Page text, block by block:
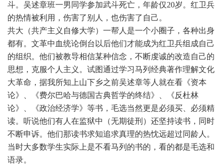
斗。吴述章班一男同学参加武斗死亡，年龄仅20岁。红卫兵
的热情被利用，伤害了别人，也伤害了自己。
共大（共产主义自修大学）一帮人是一个小圈子，各种出身
都有。文革中血统论倒台以后他们才能成为红卫兵组成自己
的组织。他们被教导相信某种信念，不断虔诚的改造自己的
思想，克服个人主义。试图通过学习马列经典著作理解文化
大革命，据我所知上山下乡之前吴述章等人就在看《资本
论》、《费尔巴哈与德国古典哲学的终结》、《反杜林
论》、《政治经济学》等书，毛选当然更是必须买、必须精
读。听说他们有人在监狱中（无期徒刑）还坚持读书，同时
不断申诉。他们那读书求知追求真理的热忱远超过同龄人。
当时大多数学生实际上是不看马列的书的，看的都是毛选和
语录。